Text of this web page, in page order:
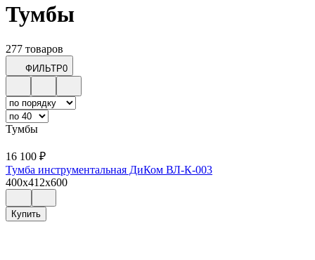
Тумбы
277 товаров
ФИЛЬТР0
Тумбы
16 100 ₽
Тумба инструментальная ДиКом ВЛ-К-003
400x412x600
Купить